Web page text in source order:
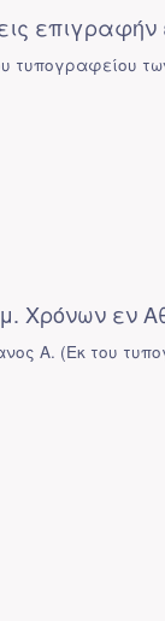
επιγραφήν
τυπογραφείου
Χρόνων εν
Α. (Εκ του